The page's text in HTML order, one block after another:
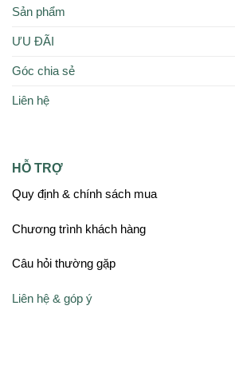
Sản phẩm
ƯU ĐÃI
Góc chia sẻ
Liên hệ
HỖ TRỢ
Quy định & chính sách mua
Chương trình khách hàng
Câu hỏi thường gặp
Liên hệ & góp ý